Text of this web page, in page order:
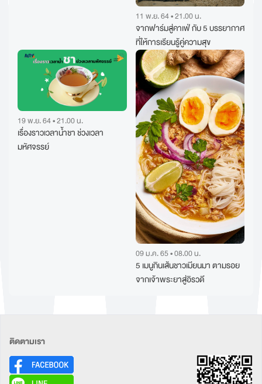
11 พ.ย. 64 • 21.00 น.
จากฟาร์มสู่คาเฟ่ กับ 5 บรรยากาศ
ที่ให้การเรียนรู้คู่ความสุข
19 พ.ย. 64 • 21.00 น.
เรื่องราวเวลาน้ำชา ช่วงเวลา
มหัศจรรย์
09 ม.ค. 65 • 08.00 น.
5 เมนูกินเส้นชาวเมียนมา ตามรอย
จากเจ้าพระยาสู่อิรวดี
ติดตามเรา